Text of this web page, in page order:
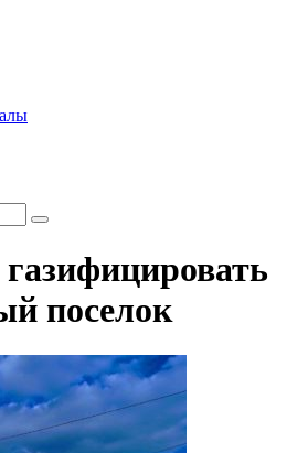
поселок